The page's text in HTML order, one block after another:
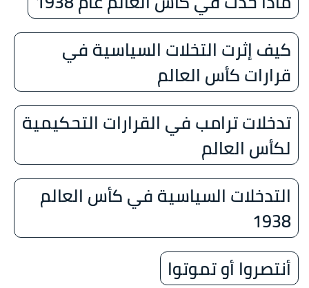
كيف إثرت التخلات السياسية في
قرارات كأس العالم
تدخلات ترامب في القرارات التحكيمية
لكأس العالم
التدخلات السياسية في كأس العالم
1938
أنتصروا أو تموتوا